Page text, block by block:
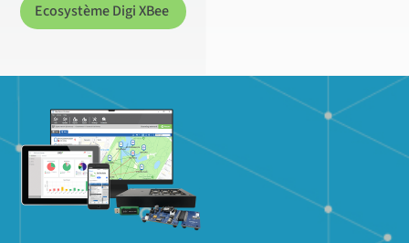
Ecosystème Digi XBee